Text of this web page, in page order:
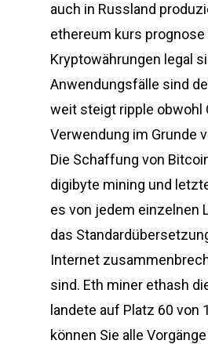
auch in Russland
ethereum kurs prognose
Kryptowährungen legal
Anwendungsfälle sind
weit steigt ripple obwohl
Verwendung im Grunde
Die Schaffung von
digibyte mining und
es von jedem einzelnen
das
Internet
sind. Eth miner ethash
landete auf Platz 60 von
können Sie alle